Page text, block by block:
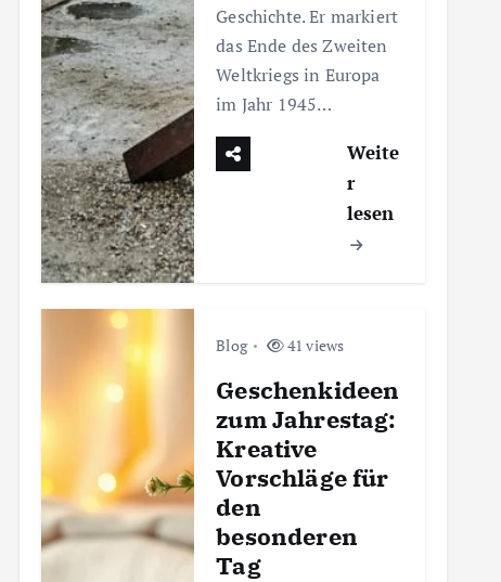
Geschichte. Er markiert
das Ende des Zweiten
Weltkriegs in Europa
im Jahr 1945…
Weite
r
lesen
Blog 41 views
Geschenkideen
zum Jahrestag:
Kreative
Vorschläge für
den
besonderen
Tag